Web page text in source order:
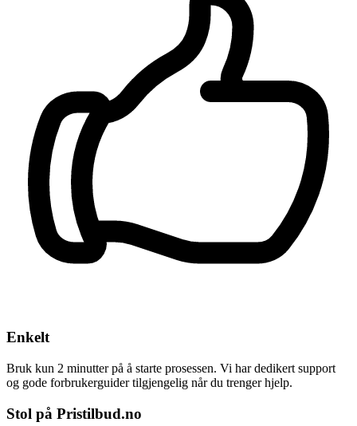
Enkelt
Bruk kun 2 minutter på å starte prosessen. Vi har dedikert support
og gode forbrukerguider tilgjengelig når du trenger hjelp.
Stol på Pristilbud.no